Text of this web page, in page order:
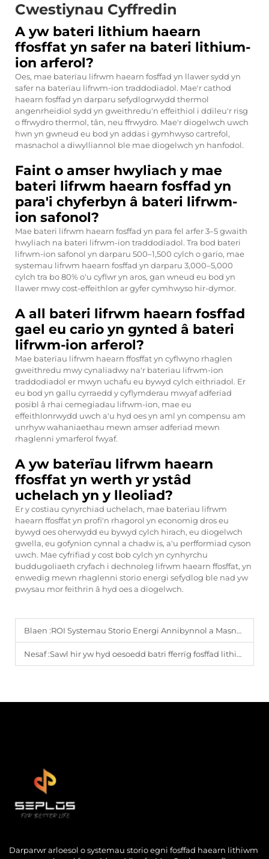
Cwestiynau Cyffredin
A yw bateri lithium haearn
ffosffat yn safer na bateri lithium-
ion arferol?
Oes, mae baterïau lifrwm haearn fosffad yn llawer sydd yn
safer na baterïau lifrwm-ion traddodiadol. Mae'r cathod
haearn fosffad yn darparu sefydlogrwydd thermol
angenrheidiol sydd yn gweithredu'n effeithiol i ddileu'r risg
o ffrwydro thermol, tân, neu ffrwydro. Mae'r diogelwch uwch
hwn yn gwneud eu bod yn addas i gymhwyso cartrefol,
masnachol a diwylliannol ble mae diogelwch yn hanfodol.
Faint o amser hwyliach y mae
bateri lifrwm haearn fosffad yn
para'i chyferbyn â bateri lifrwm-
ion safonol?
Mae bateri lifrwm haearn fosffad yn para fel arfer 3–5 gwaith
hwyliach na bateri lifrwm-ion traddodiadol. Tra bod bateri
lifrwm-ion safonol yn darparu 500–1,500 cylch o gario, mae
systemau lifrwm haearn fosffad yn darparu 3,000–5,000
cylch tra bo 80% o'u cyflwr yn aros, gan wneud eu bod yn
llawer mwy cost-effeithlon ar gyfer cymhwyso hir-dymor.
A all bateri lifrwm haearn fosffad
gael eu cario yn gynted â bateri
lifrwm-ion arferol?
Mae baterïau lifrwm haearn ffosffat yn cyflwyno rhaglen
gweithredu mwy cynaliadwy na'r baterïau lifrwm-ion
traddodiadol er mwyn uchafu eu bywyd cylch eithriadol. Er
eu bod yn gallu cyrraedd y cyflymderau mwyaf adferiad
posibl â rhai cemegiadau lifrwm-ion, mae eu
effeithlonrwydd uwch a'u hyd oes yn aml yn compensu am
unrhyw wahaniaethau mewn amser adferiad mewn
rhaglenni ymarferol fwyaf.
A yw baterïau lifrwm haearn
ffosffat yn werth yr ystâd
uchelach yn y lleoliad?
Er y costiau cynyrchiad uchelach, mae baterïau lifrwm
haearn ffosffat yn profi'n rhagorol yn economig dros eu
bywyd oes oherwydd eu bywyd cylch hirach, eu diogelwch
gwella, eu gofynion cynnal a chadw is, a'u perfformiad cyson
uwch. Mae cyfrifiad y cost bob cylch yn cynhyrchu
buddugoliaeth cryfach i dechnoleg lifrwm haearn ffosffat, yn
enwedig mewn rhaglenni storio energi sefydlog ble nad yw
pwysau mor feithrin â hyd oes a diogelwch.
Blaen :ROI Systemau Storio Energi Annibynnol a Masnachol
Nesaf :Sawl hir yw hyd oesoedd batri fferrïg fosffad lithiwm?
Darparwr arloesol o systemau storio egni fosffad haearn lithiwm